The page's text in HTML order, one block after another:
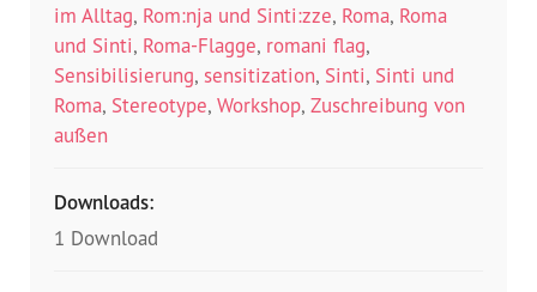
im Alltag, Rom:nja und Sinti:zze, Roma, Roma
und Sinti, Roma-Flagge, romani flag,
Sensibilisierung, sensitization, Sinti, Sinti und
Roma, Stereotype, Workshop, Zuschreibung von
außen
Downloads:
1 Download